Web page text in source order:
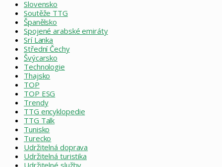
Slovensko
Soutěže TTG
Španělsko
Spojené arabské emiráty
Srí Lanka
Střední Čechy
Švýcarsko
Technologie
Thajsko
TOP
TOP ESG
Trendy
TTG encyklopedie
TTG Talk
Tunisko
Turecko
Udržitelná doprava
Udržitelná turistika